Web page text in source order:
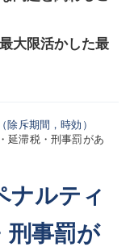
大限活かした最
除斥期間，時効）
延滞税・刑事罰があ
ナルティ
刑事罰が